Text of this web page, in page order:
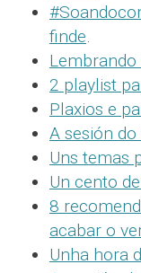
finde.
Lembrando
2 playlist
Plaxios e
A sesión
Uns temas
Un cento
8
acabar o
Unha hora